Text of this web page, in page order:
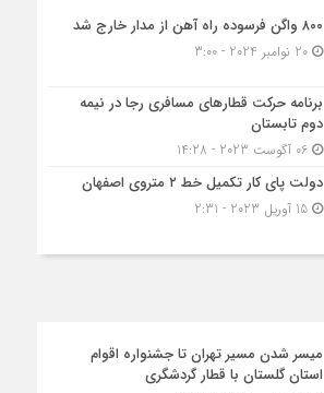
۸۰۰ واگن فرسوده راه آهن از مدار خارج شد
20 نوامبر 2024 - 3:00
برنامه حرکت قطارهای مسافری رجا در نیمه
دوم تابستان
06 آگوست 2023 - 14:28
دولت پای کار تکمیل خط ۲ متروی اصفهان
15 آوریل 2023 - 2:31
میسر شدن مسیر تهران تا جشنواره اقوام
استان گلستان با قطار گردشگری